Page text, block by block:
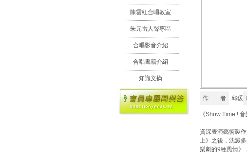
陳雲紅合唱教室
朱元雷人聲專區
合唱影音介紹
合唱書籍介紹
知識文摘
作 者 邱瑗
《Show Time !
資深表演藝術製
上》之後，沈澱
樂劇的9種風情》